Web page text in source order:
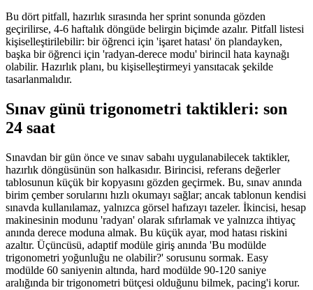
Bu dört pitfall, hazırlık sırasında her sprint sonunda gözden
geçirilirse, 4-6 haftalık döngüde belirgin biçimde azalır. Pitfall listesi
kişiselleştirilebilir: bir öğrenci için 'işaret hatası' ön plandayken,
başka bir öğrenci için 'radyan-derece modu' birincil hata kaynağı
olabilir. Hazırlık planı, bu kişiselleştirmeyi yansıtacak şekilde
tasarlanmalıdır.
Sınav günü trigonometri taktikleri: son
24 saat
Sınavdan bir gün önce ve sınav sabahı uygulanabilecek taktikler,
hazırlık döngüsünün son halkasıdır. Birincisi, referans değerler
tablosunun küçük bir kopyasını gözden geçirmek. Bu, sınav anında
birim çember sorularını hızlı okumayı sağlar; ancak tablonun kendisi
sınavda kullanılamaz, yalnızca görsel hafızayı tazeler. İkincisi, hesap
makinesinin modunu 'radyan' olarak sıfırlamak ve yalnızca ihtiyaç
anında derece moduna almak. Bu küçük ayar, mod hatası riskini
azaltır. Üçüncüsü, adaptif modüle giriş anında 'Bu modülde
trigonometri yoğunluğu ne olabilir?' sorusunu sormak. Easy
modülde 60 saniyenin altında, hard modülde 90-120 saniye
aralığında bir trigonometri bütçesi olduğunu bilmek, pacing'i korur.